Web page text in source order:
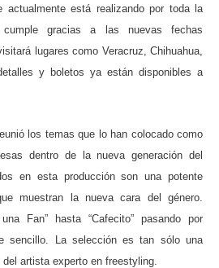
actualmente está realizando por toda la
cumple gracias a las nuevas fechas
lugares como Veracruz, Chihuahua,
y boletos ya están disponibles a
los temas que lo han colocado como
dentro de la nueva generación del
en esta producción son una potente
muestran la nueva cara del género.
Fan” hasta “Cafecito” pasando por
sencillo. La selección es tan sólo una
artista experto en freestyling.